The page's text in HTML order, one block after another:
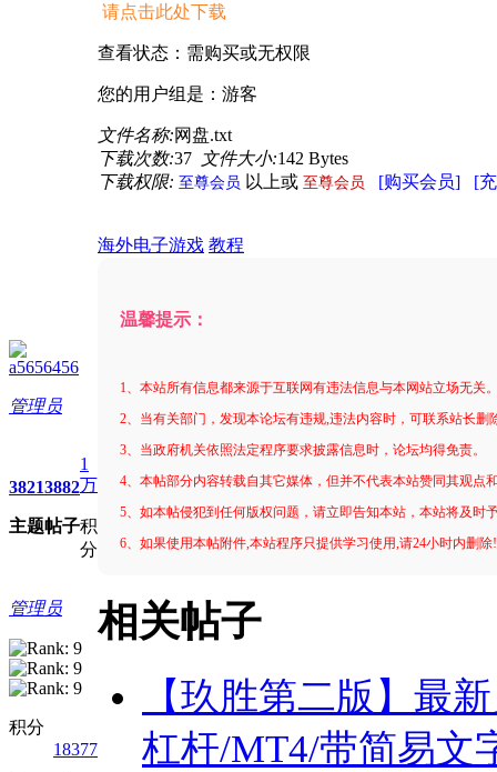
a5656456
管理员
3821
主题
3882
帖子
1
万
积
分
管理员
积分
18377
请点击此处下载
查看状态：需购买或无权限
您的用户组是：游客
文件名称:网盘.txt
下载次数:37 文件大小:142 Bytes
下载权限: 至尊会员 以上或 至尊会员 [购买会员] [
海外电子游戏 教程
温馨提示：
1、本站所有信息都来源于互联网有违法信息与本网站立场无关
2、当有关部门，发现本论坛有违规,违法内容时，可联系站长删
3、当政府机关依照法定程序要求披露信息时，论坛均得免责。
4、本帖部分内容转载自其它媒体，但并不代表本站赞同其观点
5、如本帖侵犯到任何版权问题，请立即告知本站，本站将及时
6、如果使用本帖附件,本站程序只提供学习使用,请24小时内删
相关帖子
【玖胜第二版】最
杠杆/MT4/带简易文